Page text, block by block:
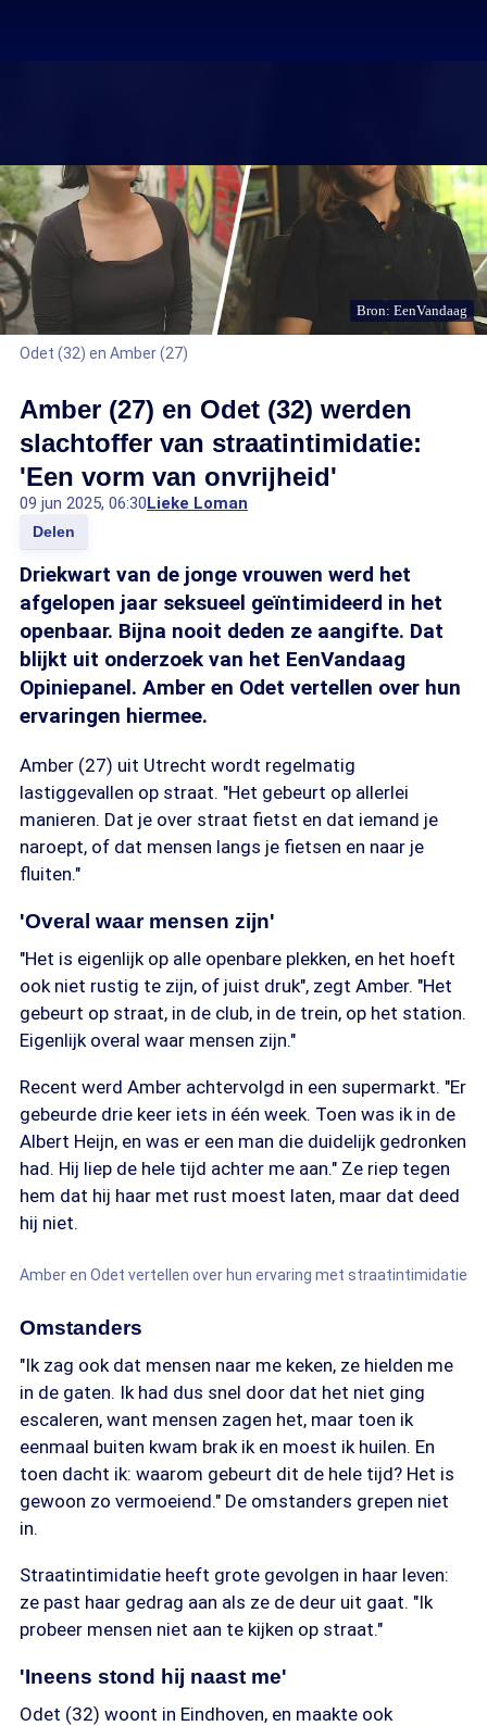
Bron: EenVandaag
Odet (32) en Amber (27)
Amber (27) en Odet (32) werden
slachtoffer van straatintimidatie:
'Een vorm van onvrijheid'
09 jun 2025, 06:30Lieke Loman
Delen
Driekwart van de jonge vrouwen werd het
afgelopen jaar seksueel geïntimideerd in het
openbaar. Bijna nooit deden ze aangifte. Dat
blijkt uit onderzoek van het EenVandaag
Opiniepanel. Amber en Odet vertellen over hun
ervaringen hiermee.
Amber (27) uit Utrecht wordt regelmatig
lastiggevallen op straat. "Het gebeurt op allerlei
manieren. Dat je over straat fietst en dat iemand je
naroept, of dat mensen langs je fietsen en naar je
fluiten."
'Overal waar mensen zijn'
"Het is eigenlijk op alle openbare plekken, en het hoeft
ook niet rustig te zijn, of juist druk", zegt Amber. "Het
gebeurt op straat, in de club, in de trein, op het station.
Eigenlijk overal waar mensen zijn."
Recent werd Amber achtervolgd in een supermarkt. "Er
gebeurde drie keer iets in één week. Toen was ik in de
Albert Heijn, en was er een man die duidelijk gedronken
had. Hij liep de hele tijd achter me aan." Ze riep tegen
hem dat hij haar met rust moest laten, maar dat deed
hij niet.
Amber en Odet vertellen over hun ervaring met straatintimidatie
Omstanders
"Ik zag ook dat mensen naar me keken, ze hielden me
in de gaten. Ik had dus snel door dat het niet ging
escaleren, want mensen zagen het, maar toen ik
eenmaal buiten kwam brak ik en moest ik huilen. En
toen dacht ik: waarom gebeurt dit de hele tijd? Het is
gewoon zo vermoeiend." De omstanders grepen niet
in.
Straatintimidatie heeft grote gevolgen in haar leven:
ze past haar gedrag aan als ze de deur uit gaat. "Ik
probeer mensen niet aan te kijken op straat."
'Ineens stond hij naast me'
Odet (32) woont in Eindhoven, en maakte ook